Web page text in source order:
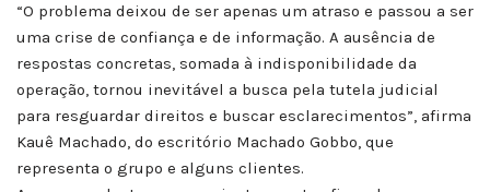
“O problema deixou de ser apenas um atraso e passou a ser
uma crise de confiança e de informação. A ausência de
respostas concretas, somada à indisponibilidade da
operação, tornou inevitável a busca pela tutela judicial
para resguardar direitos e buscar esclarecimentos”, afirma
Kauê Machado, do escritório Machado Gobbo, que
representa o grupo e alguns clientes.